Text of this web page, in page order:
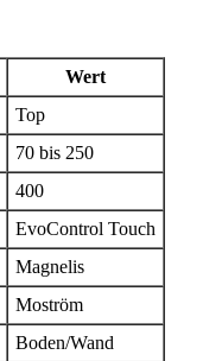
Wert
Top
70 bis 250
400
EvoControl Touch
Magnelis
Moström
Boden/Wand